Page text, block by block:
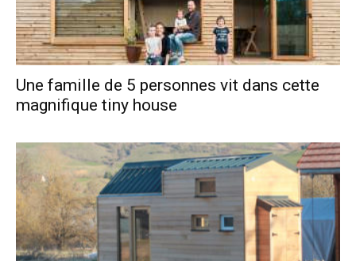
Une famille de 5 personnes vit dans cette
magnifique tiny house